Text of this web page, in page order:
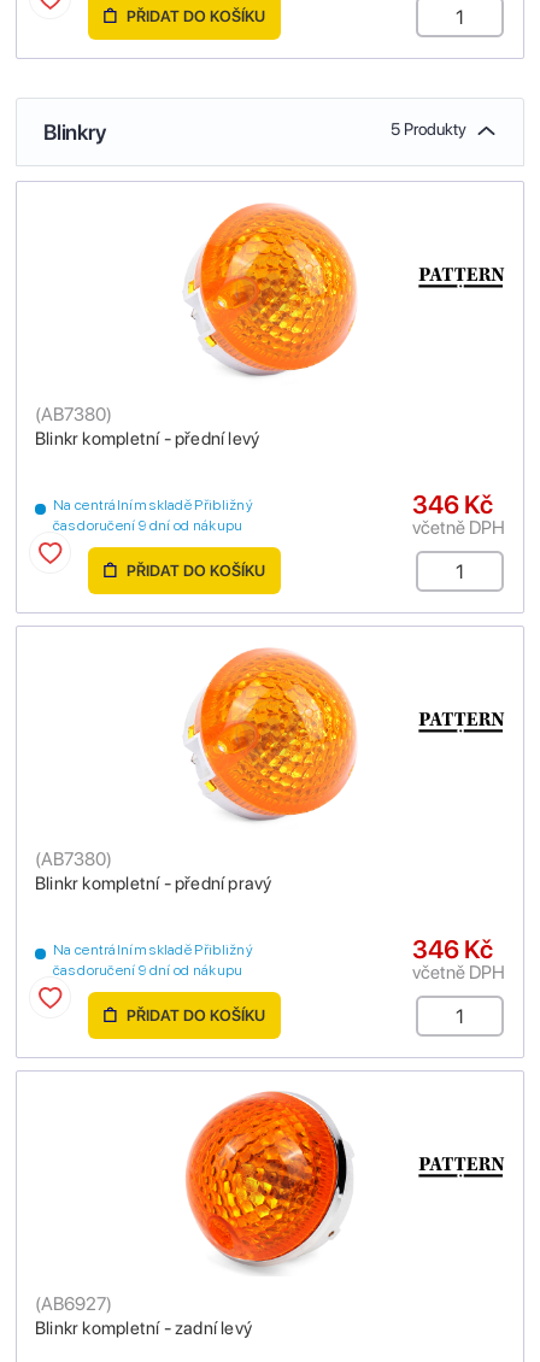
PŘIDAT DO KOŠÍKU
Blinkry 5 Produkty
Blinkr kompletní - přední levý
(AB7380)
Na centrálním skladě Přibližný
čas doručení 9 dní od nákupu
346 Kč
včetně DPH
PŘIDAT DO KOŠÍKU
Blinkr kompletní - přední pravý
(AB7380)
Na centrálním skladě Přibližný
čas doručení 9 dní od nákupu
346 Kč
včetně DPH
PŘIDAT DO KOŠÍKU
Blinkr kompletní - zadní levý
(AB6927)